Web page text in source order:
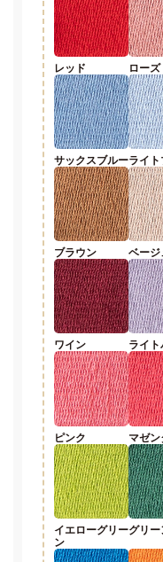
レッド ローズ
サックスブルーライ
ブラウン ベージ
ワイン ライ
ピンク マゼン
イエローグリー
ン
グリー